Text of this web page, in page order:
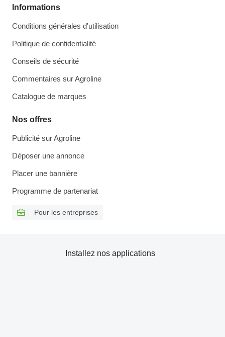
Informations
Conditions générales d'utilisation
Politique de confidentialité
Conseils de sécurité
Commentaires sur Agroline
Catalogue de marques
Nos offres
Publicité sur Agroline
Déposer une annonce
Placer une bannière
Programme de partenariat
Pour les entreprises
Installez nos applications